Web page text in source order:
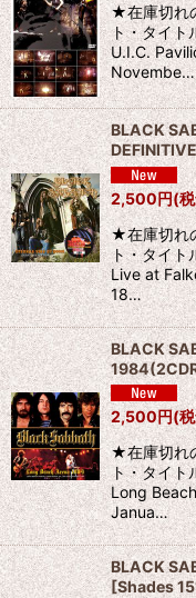
★在庫切れ
ト・タイト
U.I.C.
Novembe…
BLACK
2,500円(
★在庫切れ
ト・タイト
Live at
18…
BLACK
2,500円(
★在庫切れ
ト・タイト
Long
Janua…
BLACK
[Shades